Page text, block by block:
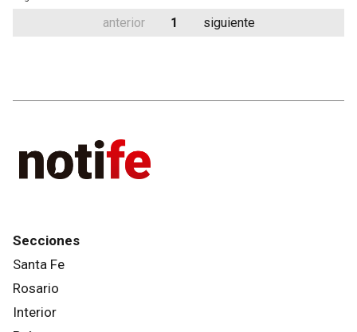
anterior 1 siguiente
Secciones
Santa Fe
Rosario
Interior